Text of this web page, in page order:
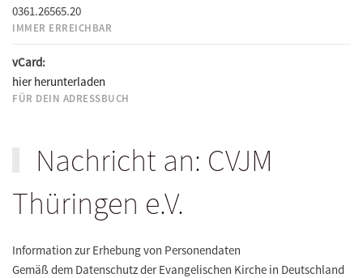
0361.26565.20
IMMER ERREICHBAR
vCard:
hier herunterladen
FÜR DEIN ADRESSBUCH
Nachricht an: CVJM
Thüringen e.V.
Information zur Erhebung von Personendaten
Gemäß dem Datenschutz der Evangelischen Kirche in Deutschland